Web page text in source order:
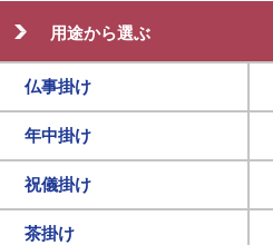
用途から選ぶ
仏事掛け
年中掛け
祝儀掛け
茶掛け